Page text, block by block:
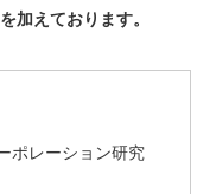
加えております。
ポレーション研究